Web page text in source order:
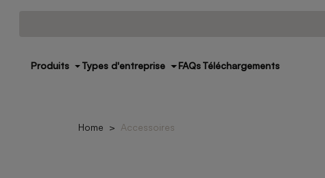
Produits Types d'entreprise FAQsTéléchargements
Home Accessoires